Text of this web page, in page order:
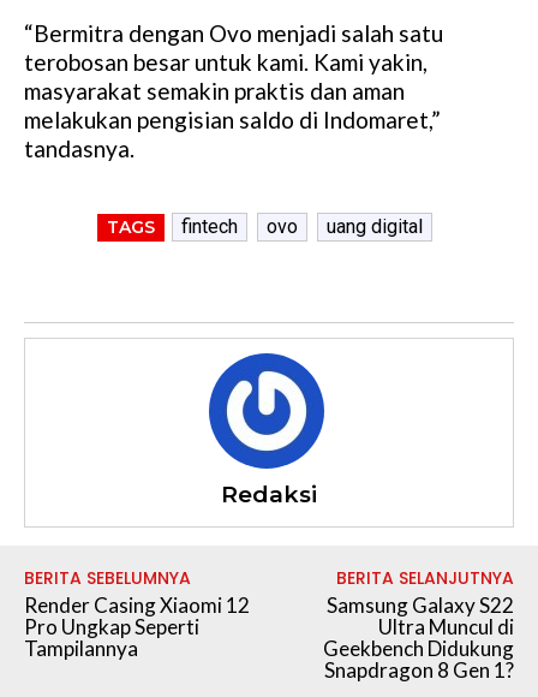
“Bermitra dengan Ovo menjadi salah satu
terobosan besar untuk kami. Kami yakin,
masyarakat semakin praktis dan aman
melakukan pengisian saldo di Indomaret,”
tandasnya.
TAGS fintech ovo uang digital
Redaksi
BERITA SEBELUMNYA
Render Casing Xiaomi 12
Pro Ungkap Seperti
Tampilannya
BERITA SELANJUTNYA
Samsung Galaxy S22
Ultra Muncul di
Geekbench Didukung
Snapdragon 8 Gen 1?